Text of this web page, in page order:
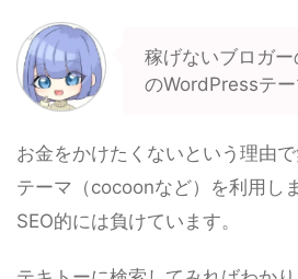
稼げないブロガ
のWordPressテ
お金をかけたくないという理由
テーマ（cocoonなど）を利用し
SEO的には負けています。